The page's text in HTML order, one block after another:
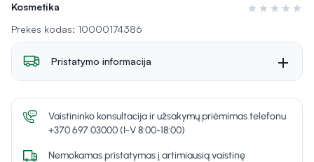
Kosmetika
Įvertinimas 0
Prekės kodas: 10000174386
Pristatymo informacija
Vaistininko konsultacija ir užsakymų priėmimas telefonu
+370 697 03000 (I-V 8:00-18:00)
Nemokamas pristatymas į artimiausią vaistinę